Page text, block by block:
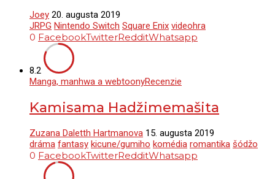
Joey 20. augusta 2019
JRPG Nintendo Switch Square Enix videohra
0 FacebookTwitterRedditWhatsapp
8.2
Manga, manhwa a webtoonyRecenzie
Kamisama Hadžimemašita
Zuzana Daletth Hartmanova 15. augusta 2019
dráma fantasy kicune/gumiho komédia romantika šódžo
0 FacebookTwitterRedditWhatsapp